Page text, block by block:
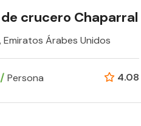
crucero Chaparral
Emiratos Árabes Unidos
Persona 4.08